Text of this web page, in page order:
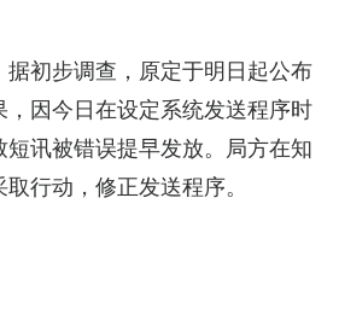
初步调查，原定于明日起公布
，因今日在设定系统发送程序时
讯被错误提早发放。局方在知
行动，修正发送程序。